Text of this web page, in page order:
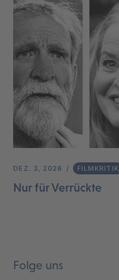
DEZ. 3, 2026 FILMKRITIK
Nur für Verrückte
Folge uns